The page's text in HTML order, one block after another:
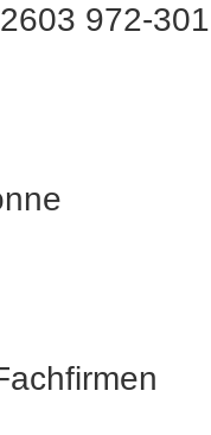
972-301